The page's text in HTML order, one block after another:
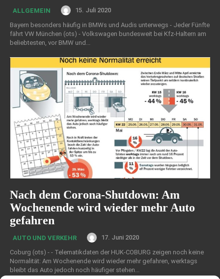
ALLGEMEIN
15. Juli 2020
Bayern besonders häufig in BMWs und Audis unterwegs - Jeder Fünfte
fährt VW München (ots) - Volkswagen bundesweit bei Kfz-Haltern am
beliebtesten, vor BMW und...
Nach dem Corona-Shutdown: Am
Wochenende wird wieder mehr Auto
gefahren
AUTO UND VERKEHR
17. Juni 2020
Coburg (ots) - - Telematikdaten der HUK-COBURG zeigen noch keine
Normalität: Am Wochenende wird wieder mehr gefahren, werktags
bleibt das Auto jedoch noch häufiger stehen...